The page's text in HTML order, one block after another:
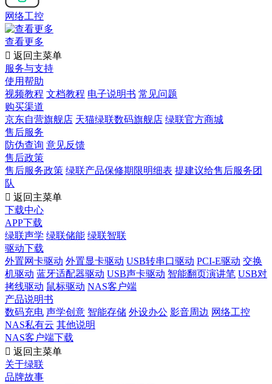
网络工控
查看更多
 返回主菜单
服务与支持
使用帮助
视频教程 文档教程 电子说明书 常见问题
购买渠道
京东自营旗舰店 天猫绿联数码旗舰店 绿联官方商城
售后服务
防伪查询 意见反馈
售后政策
售后服务政策 绿联产品保修期限明细表 提建议给售后服务团
队
 返回主菜单
下载中心
APP下载
绿联声学 绿联储能 绿联智联
驱动下载
外置网卡驱动 外置显卡驱动 USB转串口驱动 PCI-E驱动 交换
机驱动 蓝牙适配器驱动 USB声卡驱动 智能翻页演讲笔 USB对
拷线驱动 鼠标驱动 NAS客户端
产品说明书
数码充电 声学创意 智能存储 外设办公 影音周边 网络工控
NAS私有云 其他说明
NAS客户端下载
 返回主菜单
关于绿联
品牌故事